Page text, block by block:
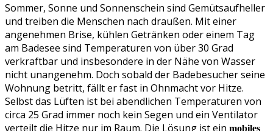
Sommer, Sonne und Sonnenschein sind Gemütsaufheller
und treiben die Menschen nach draußen. Mit einer
angenehmen Brise, kühlen Getränken oder einem Tag
am Badesee sind Temperaturen von über 30 Grad
verkraftbar und insbesondere in der Nähe von Wasser
nicht unangenehm. Doch sobald der Badebesucher seine
Wohnung betritt, fällt er fast in Ohnmacht vor Hitze.
Selbst das Lüften ist bei abendlichen Temperaturen von
circa 25 Grad immer noch kein Segen und ein Ventilator
verteilt die Hitze nur im Raum. Die Lösung ist ein mobiles